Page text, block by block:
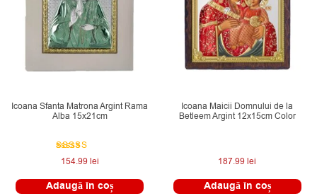
Icoana Sfanta Matrona Argint Rama
Alba 15x21cm
Evaluat la
5.00
154.99lei
Adaugă în coș
Icoana Maicii Domnului de la
Betleem Argint 12x15cm Color
187.99lei
Adaugă în coș